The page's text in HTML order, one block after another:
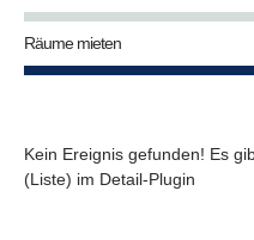
Räume mieten
Kein Ereignis gefunden! Es
(Liste) im Detail-Plugin